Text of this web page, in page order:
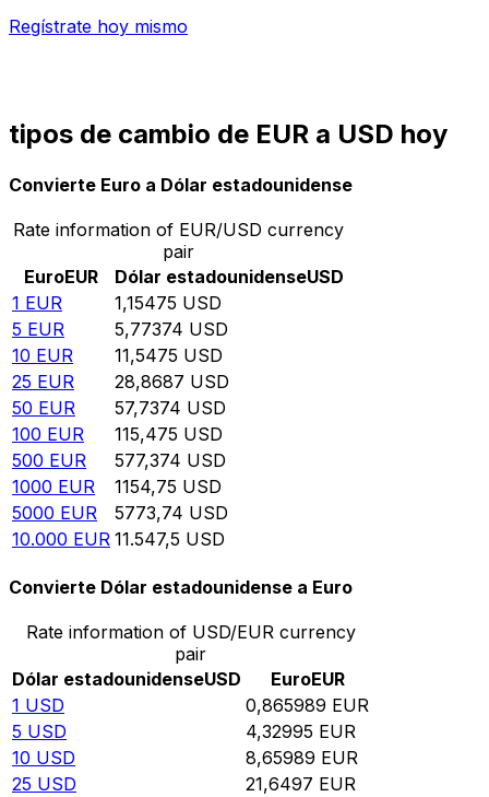
Regístrate hoy mismo
tipos de cambio de EUR a USD hoy
Convierte Euro a Dólar estadounidense
Rate information of EUR/USD currency
pair
EuroEUR Dólar estadounidenseUSD
1 EUR 1,15475 USD
5 EUR 5,77374 USD
10 EUR 11,5475 USD
25 EUR 28,8687 USD
50 EUR 57,7374 USD
100 EUR 115,475 USD
500 EUR 577,374 USD
1000 EUR 1154,75 USD
5000 EUR 5773,74 USD
10.000 EUR 11.547,5 USD
Convierte Dólar estadounidense a Euro
Rate information of USD/EUR currency
pair
Dólar estadounidenseUSD EuroEUR
1 USD 0,865989 EUR
5 USD 4,32995 EUR
10 USD 8,65989 EUR
25 USD 21,6497 EUR